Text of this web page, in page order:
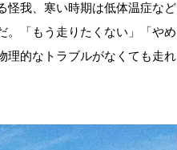
怪我、寒い時期は低体温症など
。「もう走りたくない」「やめ
理的なトラブルがなくても走れ